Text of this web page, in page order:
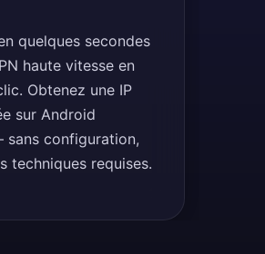
quelques secondes
haute vitesse en
Obtenez une IP
sur Android
configuration,
techniques requises.